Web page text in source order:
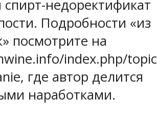
недоректификат
Подробности «из
посмотрите на
index.php/
, где автор делится
наработками.